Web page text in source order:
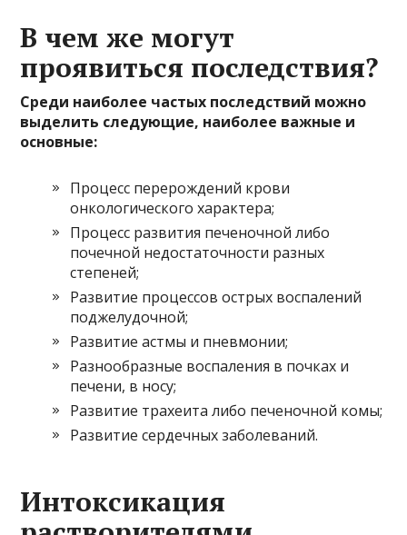
В чем же могут
проявиться последствия?
Среди наиболее частых последствий можно
выделить следующие, наиболее важные и
основные:
Процесс перерождений крови
онкологического характера;
Процесс развития печеночной либо
почечной недостаточности разных
степеней;
Развитие процессов острых воспалений
поджелудочной;
Развитие астмы и пневмонии;
Разнообразные воспаления в почках и
печени, в носу;
Развитие трахеита либо печеночной комы;
Развитие сердечных заболеваний.
Интоксикация